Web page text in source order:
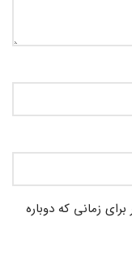
زمانی که دوباره